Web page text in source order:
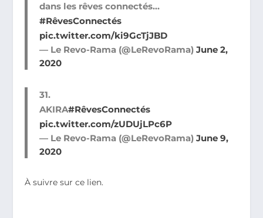
dans les rêves connectés…
#RêvesConnectés
pic.twitter.com/ki9GcTjJBD
— Le Revo-Rama (@LeRevoRama)June 2,
2020
31.
AKIRA#RêvesConnectés
pic.twitter.com/zUDUjLPc6P
— Le Revo-Rama (@LeRevoRama)June 9,
2020
À suivre sur ce lien.